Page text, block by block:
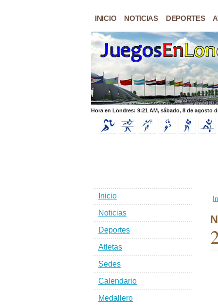
INICIO NOTICIAS DEPORTES
Hora en Londres: 9:21 AM, sábado, 8 de agosto
Inicio
Noticias
Deportes
Atletas
Sedes
Calendario
Medallero